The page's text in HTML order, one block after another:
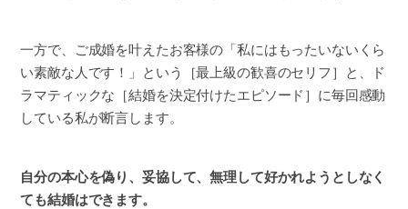
一方で、ご成婚を叶えたお客様の「私にはもったいないくら
い素敵な人です！」という［最上級の歓喜のセリフ］と、ド
ラマティックな［結婚を決定付けたエピソード］に毎回感動
している私が断言します。
自分の本心を偽り、妥協して、無理して好かれようとしなく
ても結婚はできます。